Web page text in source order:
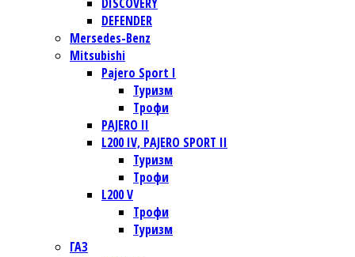
DEFENDER
Mersedes-Benz
Mitsubishi
Pajero Sport I
Туризм
Трофи
PAJERO II
L200 IV, PAJERO SPORT II
Туризм
Трофи
L200 V
Трофи
Туризм
ГАЗ